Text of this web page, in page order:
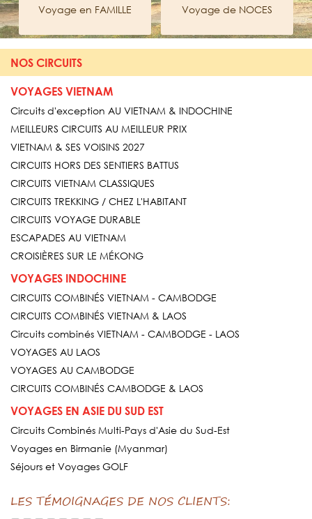
Voyage en FAMILLE Voyage de NOCES
NOS CIRCUITS
VOYAGES VIETNAM
Circuits d'exception AU VIETNAM & INDOCHINE
MEILLEURS CIRCUITS AU MEILLEUR PRIX
VIETNAM & SES VOISINS 2027
CIRCUITS HORS DES SENTIERS BATTUS
CIRCUITS VIETNAM CLASSIQUES
CIRCUITS TREKKING / CHEZ L'HABITANT
CIRCUITS VOYAGE DURABLE
ESCAPADES AU VIETNAM
CROISIÈRES SUR LE MÉKONG
VOYAGES INDOCHINE
CIRCUITS COMBINÉS VIETNAM - CAMBODGE
CIRCUITS COMBINÉS VIETNAM & LAOS
Circuits combinés VIETNAM - CAMBODGE - LAOS
VOYAGES AU LAOS
VOYAGES AU CAMBODGE
CIRCUITS COMBINÉS CAMBODGE & LAOS
VOYAGES EN ASIE DU SUD EST
Circuits Combinés Multi-Pays d'Asie du Sud-Est
Voyages en Birmanie (Myanmar)
Séjours et Voyages GOLF
LES TÉMOIGNAGES DE NOS CLIENTS: